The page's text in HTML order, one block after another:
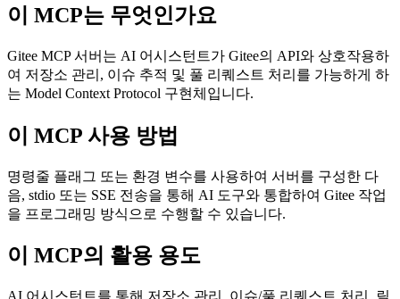
이 MCP는 무엇인가요
Gitee MCP 서버는 AI 어시스턴트가 Gitee의 API와 상호작용하
여 저장소 관리, 이슈 추적 및 풀 리퀘스트 처리를 가능하게 하
는 Model Context Protocol 구현체입니다.
이 MCP 사용 방법
명령줄 플래그 또는 환경 변수를 사용하여 서버를 구성한 다
음, stdio 또는 SSE 전송을 통해 AI 도구와 통합하여 Gitee 작업
을 프로그래밍 방식으로 수행할 수 있습니다.
이 MCP의 활용 용도